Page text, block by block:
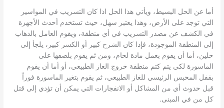
أما عن الحل البسيط، ويأتي هذا الحل اذا كان التسريب في المواسير
التي توجد على الأرض، وهذا يعتبر سهل، حيث تستخدم أحدث الأجهزة
في الكشف عن مصدر التسريب في أي منطقة، ويقوم العامل بالذهاب
إلى المنطقة الموجودة، فإذا كان الشرخ كبير أو الكسر كبير، يلجأ إلى
حلين، أما أن يقوم بعمل مادة لحام، ومن ثم يقوم بلصقها على
الماسورة لكي يتم كتم منطقة خروج الغاز الطبيعي، أو أما أن يقوم
بقفل المحبس الرئيسي للغاز الطبيعي، ثم يقوم بتغير الماسورة فوراً
قبل حدوث أي من المشاكل أو الانفجارات التي يمكن أن تؤدي إلى قتل
كل من في المبنى.